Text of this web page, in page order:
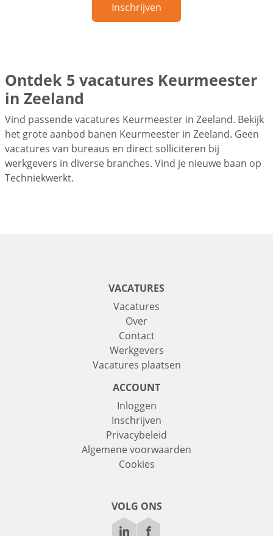
Inschrijven
Ontdek 5 vacatures Keurmeester
in Zeeland
Vind passende vacatures Keurmeester in Zeeland. Bekijk
het grote aanbod banen Keurmeester in Zeeland. Geen
vacatures van bureaus en direct solliciteren bij
werkgevers in diverse branches. Vind je nieuwe baan op
Techniekwerkt.
VACATURES
Vacatures
Over
Contact
Werkgevers
Vacatures plaatsen
ACCOUNT
Inloggen
Inschrijven
Privacybeleid
Algemene voorwaarden
Cookies
VOLG ONS